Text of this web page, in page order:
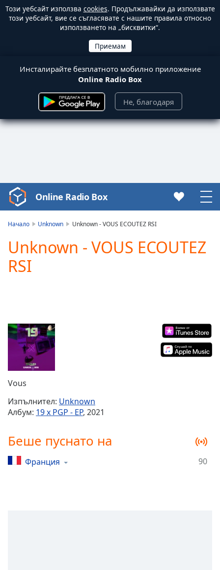
Този уебсайт използва cookies. Продължавайки да използвате
този уебсайт, вие се съгласявате с нашите правила относно
използването на „бисквитки“.
Инсталирайте безплатното мобилно приложение
Online Radio Box
Не, благодаря
Video
Player
Video
Play
Current
Time0:00
Duration-:-
Loaded:
Stream
TypeLIVE
Seek to
live,
liveLIVE
Online Radio Box
Начало Unknown Unknown - VOUS ECOUTEZ RSI
Unknown - VOUS ECOUTEZ
RSI
Vous
Изпълнител: Unknown
Албум: 19 x PGP - EP, 2021
Беше пуснато на
Франция 90